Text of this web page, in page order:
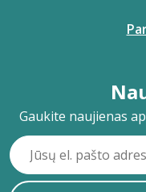
Gaukite naujienas